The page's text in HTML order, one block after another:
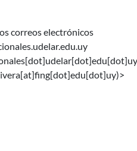
correos electrónicos
>